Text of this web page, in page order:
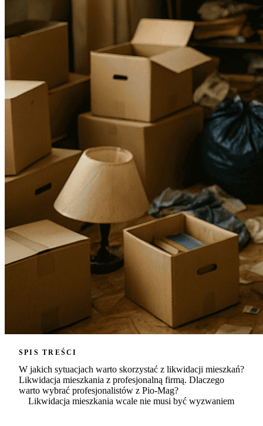
SPIS TREŚCI
W jakich sytuacjach warto skorzystać z likwidacji mieszkań?
Likwidacja mieszkania z profesjonalną firmą. Dlaczego
warto wybrać profesjonalistów z Pio-Mag?
Likwidacja mieszkania wcale nie musi być wyzwaniem